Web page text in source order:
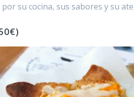
su cocina, sus sabores y su